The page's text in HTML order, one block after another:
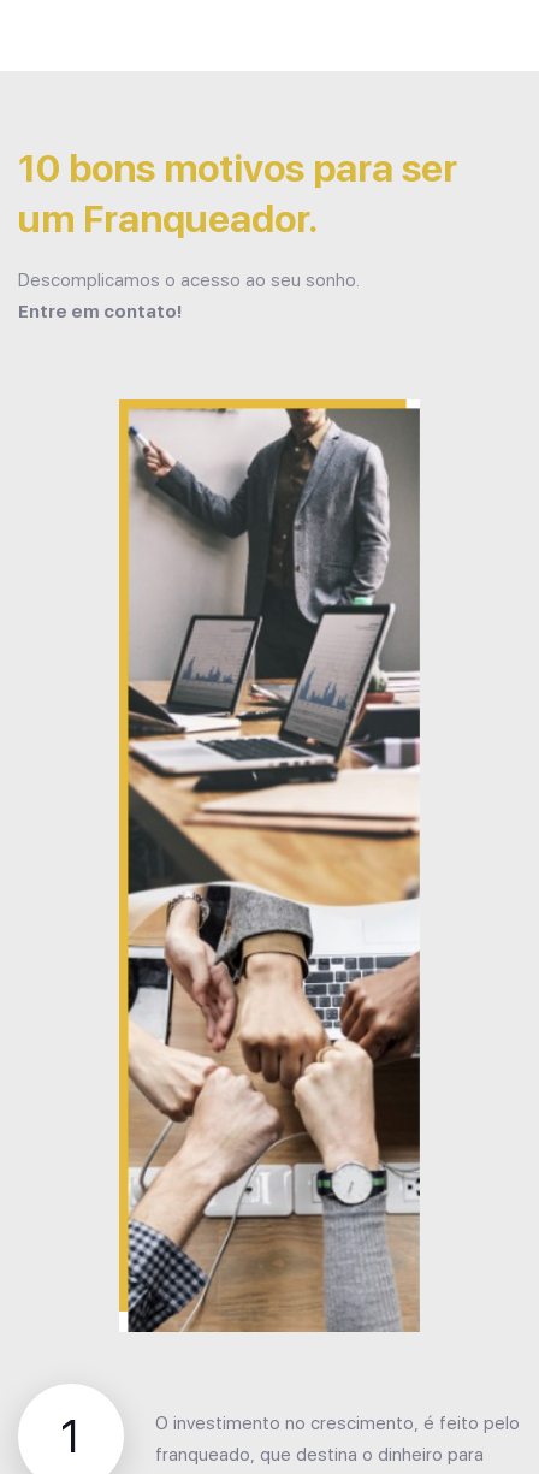
10 bons motivos para ser
um Franqueador.
Descomplicamos o acesso ao seu sonho.
Entre em contato!
1
O investimento no crescimento, é feito pelo
franqueado, que destina o dinheiro para